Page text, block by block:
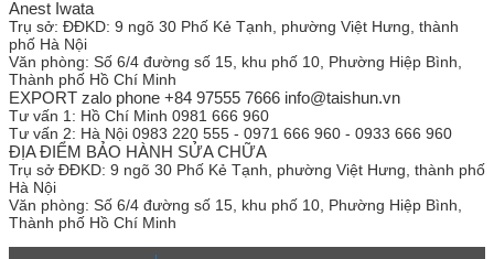
Anest Iwata
Trụ sở: ĐĐKD: 9 ngõ 30 Phố Kẻ Tạnh, phường Việt Hưng, thành
phố Hà Nội
Văn phòng: Số 6/4 đường số 15, khu phố 10, Phường Hiệp Bình,
Thành phố Hồ Chí Minh
EXPORT zalo phone +84 97555 7666 info@taishun.vn
Tư vấn 1: Hồ Chí Minh 0981 666 960
Tư vấn 2: Hà Nội 0983 220 555 - 0971 666 960 - 0933 666 960
ĐỊA ĐIỂM BẢO HÀNH SỬA CHỮA
Trụ sở ĐĐKD: 9 ngõ 30 Phố Kẻ Tạnh, phường Việt Hưng, thành phố
Hà Nội
Văn phòng: Số 6/4 đường số 15, khu phố 10, Phường Hiệp Bình,
Thành phố Hồ Chí Minh